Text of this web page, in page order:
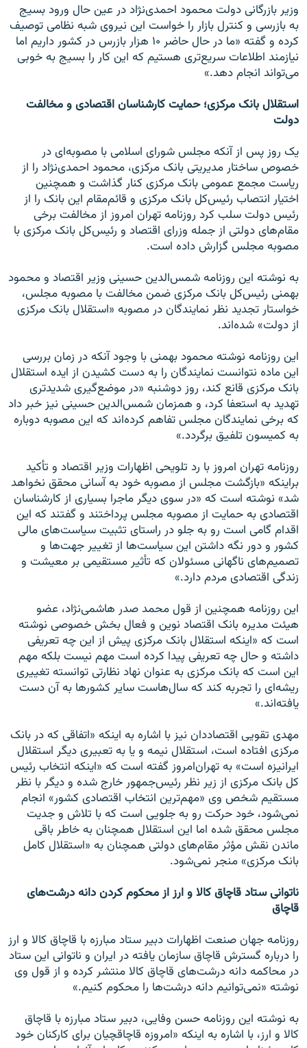
وزیر بازرگانی دولت محمود احمدی‌نژاد در عین حال ورود بسیج
به بازرسی و کنترل بازار را خواست این نیروی شبه نظامی توصیف
کرده و گفته «ما در حال حاضر ۱۰ هزار بازرس در کشور داریم اما
نیازمند اطلاعات سریع‌تری هستیم که این کار را بسیج به خوبی
می‌تواند انجام دهد.»
استقلال بانک مرکزی؛ حمایت کارشناسان اقتصادی و مخالفت
دولت
یک روز پس از آنکه مجلس شورای اسلامی با مصوبه‌ای در
خصوص ساختار مدیریتی بانک مرکزی، محمود احمدی‌نژاد را از
ریاست مجمع عمومی بانک مرکزی کنار گذاشت و همچنین
اختیار انتصاب رئیس‌کل بانک مرکزی و قائم‌مقام این بانک را از
رئیس دولت سلب کرد روزنامه تهران امروز از مخالفت برخی
مقام‌های دولتی از جمله وزرای اقتصاد و رئیس‌کل بانک مرکزی با
مصوبه مجلس گزارش داده است.
به نوشته این روزنامه شمس‌الدین حسینی وزیر اقتصاد و محمود
بهمنی رئیس‌کل بانک مرکزی ضمن مخالفت با مصوبه مجلس،
خواستار تجدید نظر نمایندگان در مصوبه «استقلال بانک مرکزی
از دولت» شده‌اند.
این روزنامه نوشته محمود بهمنی با وجود آنکه در زمان بررسی
این ماده نتوانست نمایندگان را به دست کشیدن از ایده استقلال
بانک مرکزی قانع کند، روز دوشنبه «در موضع‌گیری شدیدتری
تهدید به استعفا کرد، و همزمان شمس‌الدین حسینی نیز خبر داد
که برخی نمایندگان مجلس تفاهم کرده‌اند که این مصوبه دوباره
به کمیسون تلفیق برگردد.»
روزنامه تهران امروز با رد تلویحی اظهارات وزیر اقتصاد و تأکید
براینکه «بازگشت مجلس از مصوبه خود به آسانی محقق نخواهد
شد» نوشته است که «در سوی دیگر ماجرا بسیاری از کارشناسان
اقتصادی به حمایت از مصوبه مجلس پرداختند و گفتند که این
اقدام گامی است رو به جلو در راستای تثبیت سیاست‌های مالی
کشور و دور نگه داشتن این سیاست‌ها از تغییر جهت‌ها و
تصمیم‌های ناگهانی مسئولان که تأثیر مستقیمی بر معیشت و
زندگی اقتصادی مردم دارد.»
این روزنامه همچنین از قول محمد صدر هاشمی‌نژاد، عضو
هیئت مدیره بانک اقتصاد نوین و فعال بخش خصوصی نوشته
است که «اینکه استقلال بانک مرکزی پیش از این چه تعریفی
داشته و حال چه تعریفی پیدا کرده است مهم نیست بلکه مهم
این است که بانک مرکزی به عنوان نهاد نظارتی توانسته تغییری
ریشه‌ای را تجربه کند که سال‌هاست سایر کشورها به آن دست
یافته‌اند.»
مهدی تقویی اقتصاددان نیز با اشاره به اینکه «اتفاقی که در بانک
مرکزی افتاده است، استقلال نیمه و یا به تعبیری دیگر استقلال
ایرانیزه است» به تهران‌امروز گفته است که «اینکه انتخاب رئیس
کل بانک مرکزی از زیر نظر رئیس‌جمهور خارج شده و دیگر با نظر
مستقیم شخص وی «مهم‌ترین انتخاب اقتصادی کشور» انجام
نمی‌شود، خود حرکت رو به جلویی است که با تلاش و جدیت
مجلس محقق شده اما این استقلال همچنان به خاطر باقی
ماندن نقش مؤثر مقام‌های دولتی همچنان به «استقلال کامل
بانک مرکزی» منجر نمی‌شود.
ناتوانی ستاد قاچاق کالا و ارز از محکوم کردن دانه درشت‌های
قاچاق
روزنامه جهان صنعت اظهارات دبیر ستاد مبارزه با قاچاق کالا و ارز
را درباره گسترش قاچاق سازمان یافته در ایران و ناتوانی این ستاد
در محاکمه دانه درشت‌های قاچاق کالا منتشر کرده و از قول وی
نوشته «نمی‌توانیم دانه درشت‌ها را محکوم کنیم‌.»
به نوشته این روزنامه حسن وفایی، دبیر ستاد مبارزه با قاچاق
کالا و ارز، با اشاره به اینکه «امروزه قاچاقچیان برای کارکنان خود